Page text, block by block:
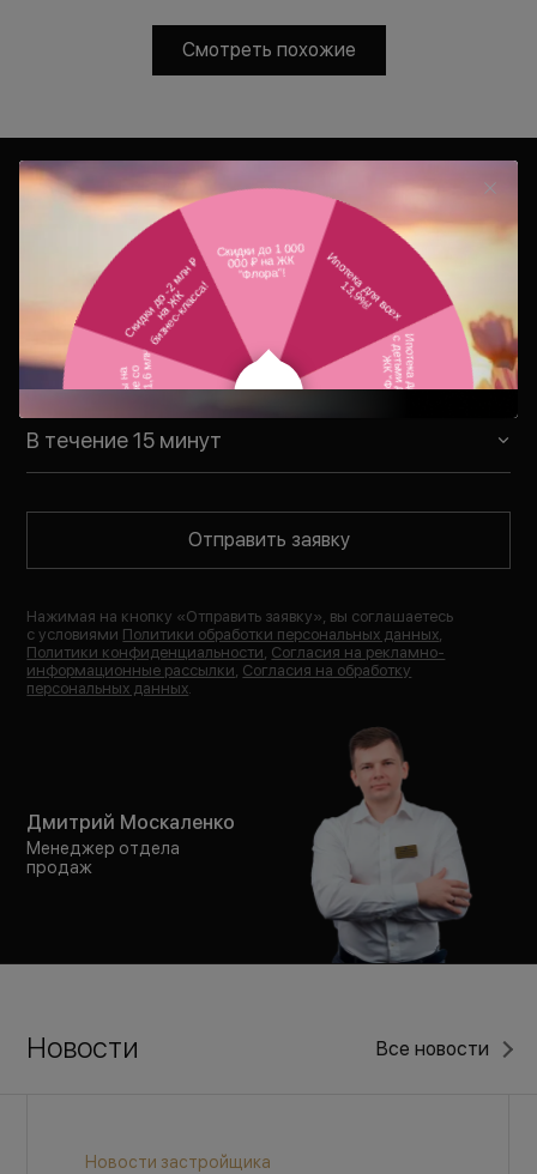
Смотреть похожие
Консультация
Ваш персональный менеджер
свяжется с Вами в удобное для Вас
В течение 15 минут
Отправить заявку
Нажимая на кнопку «Отправить заявку», вы соглашаетесь
с условиями Политики обработки персональных данных
Политики конфиденциальности Согласия на рекламно-
информационные рассылки Согласия на обработку
персональных данных
Дмитрий Москаленко
Менеджер отдела
продаж
Новости Все новости
Новости застройщика